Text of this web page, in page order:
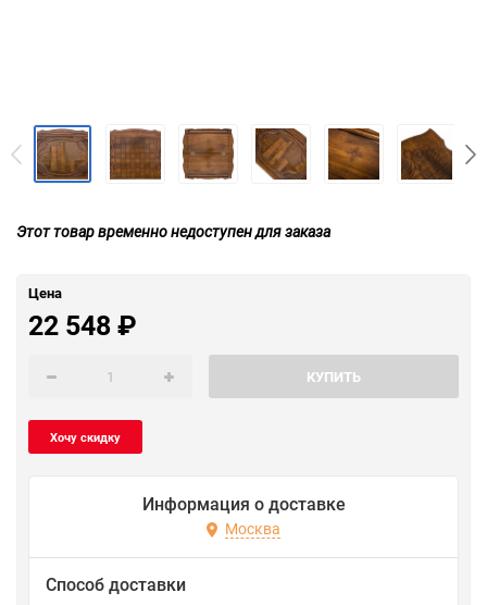
Этот товар временно недоступен для заказа
Цена
22 548₽
КУПИТЬ
Информация о доставке
Москва
Способ доставки